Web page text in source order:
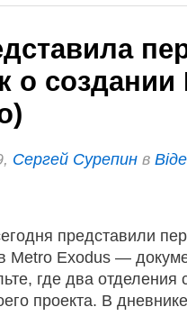
о создании
Сергей Сурепин в
представили
Metro Exodus —
где два отделения
проекта. В